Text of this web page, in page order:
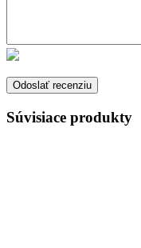
Súvisiace produkty